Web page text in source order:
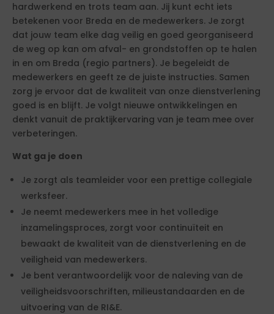
hardwerkend en trots team aan. Jij kunt echt iets
betekenen voor Breda en de medewerkers. Je zorgt
dat jouw team elke dag veilig en goed georganiseerd
de weg op kan om afval- en grondstoffen op te halen
in en om Breda (regio partners). Je begeleidt de
medewerkers en geeft ze de juiste instructies. Samen
zorg je ervoor dat de kwaliteit van onze dienstverlening
goed is en blijft. Je volgt nieuwe ontwikkelingen en
denkt vanuit de praktijkervaring van je team mee over
verbeteringen.
Wat ga je doen
Je zorgt als teamleider voor een prettige collegiale
werksfeer.
Je neemt medewerkers mee in het volledige
inzamelingsproces, zorgt voor continuïteit en
bewaakt de kwaliteit van de dienstverlening en de
veiligheid van medewerkers.
Je bent verantwoordelijk voor de naleving van de
veiligheidsvoorschriften, milieustandaarden en de
uitvoering van de RI&E.